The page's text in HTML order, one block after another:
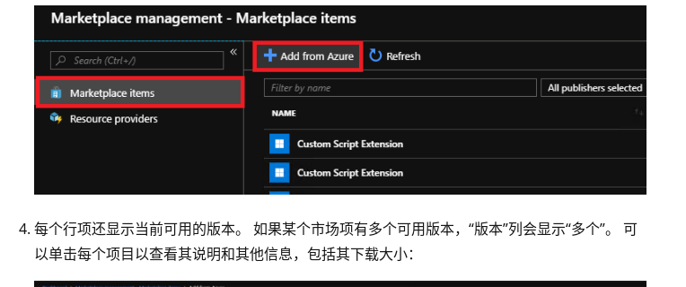
每个行项还显示当前可用的版本。 如果某个市场项有多个可用版本，“版本”列会显示“多个”。
可
以单击每个项目以查看其说明和其他信息，包括其下载大小：